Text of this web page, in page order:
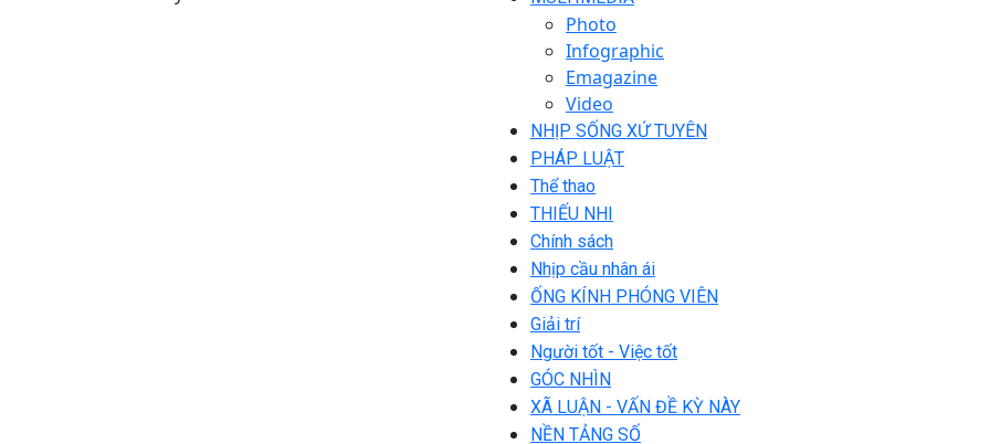
Photo
Infographic
Emagazine
Video
NHỊP SỐNG XỨ TUYÊN
PHÁP LUẬT
Thể thao
THIẾU NHI
Chính sách
Nhịp cầu nhân ái
ỐNG KÍNH PHÓNG VIÊN
Giải trí
Người tốt - Việc tốt
GÓC NHÌN
XÃ LUẬN - VẤN ĐỀ KỲ NÀY
NỀN TẢNG SỐ